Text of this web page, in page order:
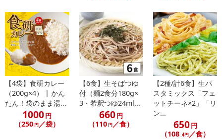
不在票にてご対応ください。
※発送予定日は前後する場合がございます。また商品によって発送
日が異なります。
※dショッピングサンプル百貨店よりお届けする商品は、ご利用いた
だいた後のご感想をいただくことを目的としており、転売等は固く
禁じます。
転売等、目的以外での利用が確認された場合は、サービス利用を停
止させていただきます。
【配送伝票番号について】
※こちらの商品については商品の発送完了後、
【4袋】食研カレー
（200g×4） | かん
たん！袋のまま湯...
1000円
（250 円／袋）
【6食】生そばつゆ
付（麺2食分180g×
3・希釈つゆ24ml...
660円
（110 円 ／食）
【2種/計6食】生パ
スタミックス「フェ
ットチーネ×2」「リ
ン...
650円
（108.4円 ／食）